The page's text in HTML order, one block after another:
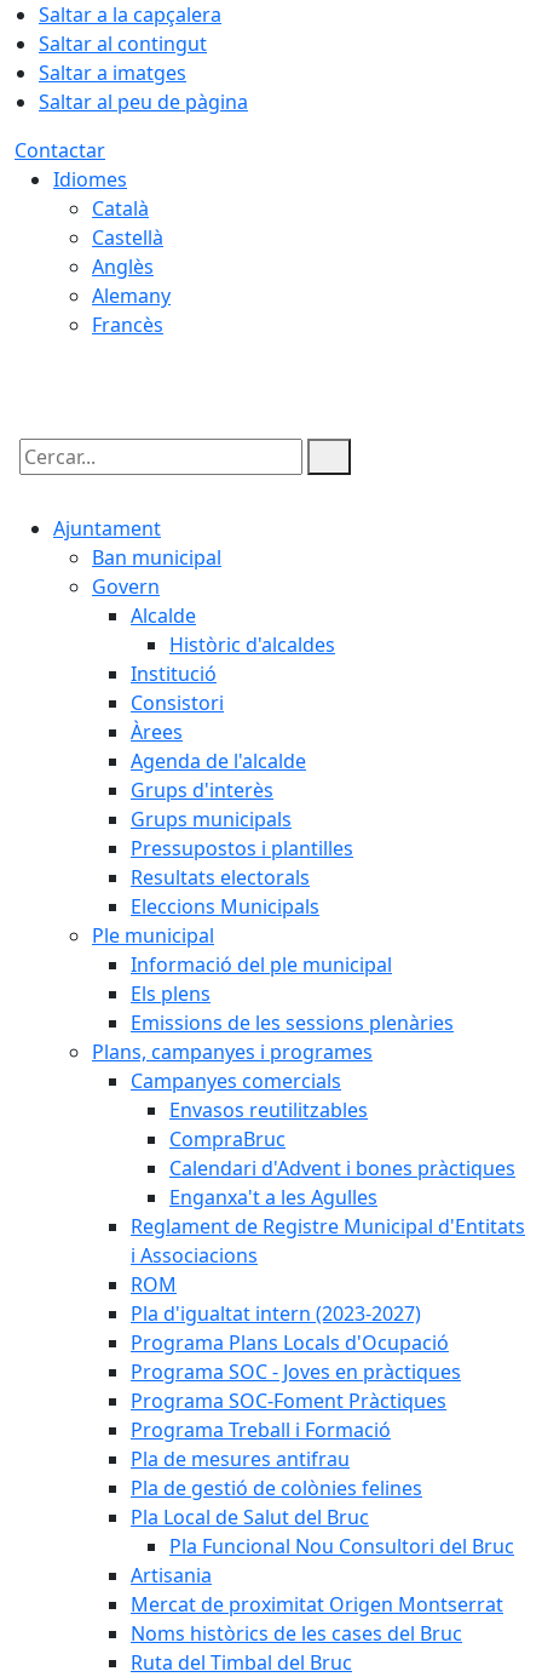
Saltar a la capçalera
Saltar al contingut
Saltar a imatges
Saltar al peu de pàgina
Contactar
Idiomes
Català
Castellà
Anglès
Alemany
Francès
Cercar:
Ajuntament
Ban municipal
Govern
Alcalde
Històric d'alcaldes
Institució
Consistori
Àrees
Agenda de l'alcalde
Grups d'interès
Grups municipals
Pressupostos i plantilles
Resultats electorals
Eleccions Municipals
Ple municipal
Informació del ple municipal
Els plens
Emissions de les sessions plenàries
Plans, campanyes i programes
Campanyes comercials
Envasos reutilitzables
CompraBruc
Calendari d'Advent i bones pràctiques
Enganxa't a les Agulles
Reglament de Registre Municipal d'Entitats
i Associacions
ROM
Pla d'igualtat intern (2023-2027)
Programa Plans Locals d'Ocupació
Programa SOC - Joves en pràctiques
Programa SOC-Foment Pràctiques
Programa Treball i Formació
Pla de mesures antifrau
Pla de gestió de colònies felines
Pla Local de Salut del Bruc
Pla Funcional Nou Consultori del Bruc
Artisania
Mercat de proximitat Origen Montserrat
Noms històrics de les cases del Bruc
Ruta del Timbal del Bruc